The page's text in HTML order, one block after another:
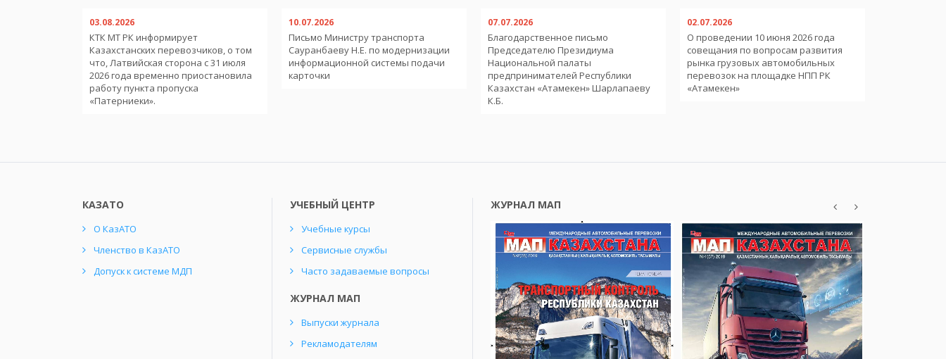
03.08.2026
КТК МТ РК информирует
Казахстанских перевозчиков, о том
что, Латвийская сторона с 31 июля
2026 года временно приостановила
работу пункта пропуска
«Патерниеки».
10.07.2026
Письмо Министру транспорта
Сауранбаеву Н.Е. по модернизации
информационной системы подачи
карточки
07.07.2026
Благодарственное письмо
Председателю Президиума
Национальной палаты
предпринимателей Республики
Казахстан «Атамекен» Шарлапаеву
К.Б.
02.07.2026
О проведении 10 июня 2026 года
совещания по вопросам развития
рынка грузовых автомобильных
перевозок на площадке НПП РК
«Атамекен»
КАЗАТО
О КазАТО
Членство в КазАТО
Допуск к системе МДП
УЧЕБНЫЙ ЦЕНТР
Учебные курсы
Сервисные службы
Часто задаваемые вопросы
ЖУРНАЛ МАП
Выпуски журнала
Рекламодателям
ЖУРНАЛ МАП